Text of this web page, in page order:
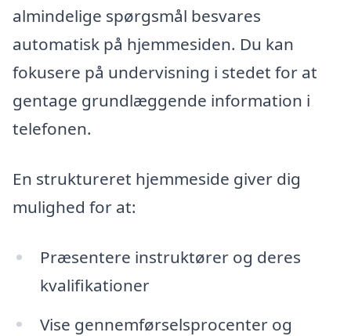
almindelige spørgsmål besvares
automatisk på hjemmesiden. Du kan
fokusere på undervisning i stedet for at
gentage grundlæggende information i
telefonen.
En struktureret hjemmeside giver dig
mulighed for at:
Præsentere instruktører og deres
kvalifikationer
Vise gennemførselsprocenter og